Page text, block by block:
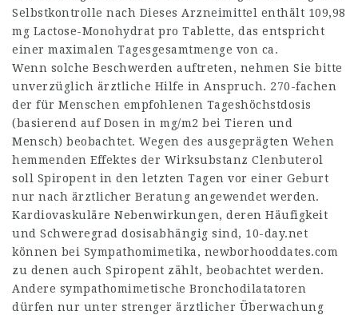
Selbstkontrolle nach Dieses Arzneimittel enthält 109,98
mg Lactose-Monohydrat pro Tablette, das entspricht
einer maximalen Tagesgesamtmenge von ca.
Wenn solche Beschwerden auftreten, nehmen Sie bitte
unverzüglich ärztliche Hilfe in Anspruch. 270-fachen
der für Menschen empfohlenen Tageshöchstdosis
(basierend auf Dosen in mg/m2 bei Tieren und
Mensch) beobachtet. Wegen des ausgeprägten Wehen
hemmenden Effektes der Wirksubstanz Clenbuterol
soll Spiropent in den letzten Tagen vor einer Geburt
nur nach ärztlicher Beratung angewendet werden.
Kardiovaskuläre Nebenwirkungen, deren Häufigkeit
und Schweregrad dosisabhängig sind, 10-day.net
können bei Sympathomimetika, newborhooddates.com
zu denen auch Spiropent zählt, beobachtet werden.
Andere sympathomimetische Bronchodilatatoren
dürfen nur unter strenger ärztlicher Überwachung